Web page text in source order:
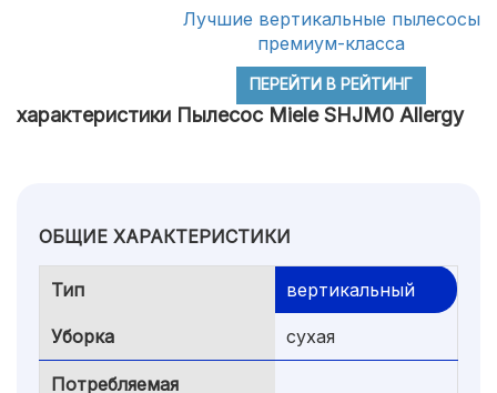
Лучшие вертикальные пылесосы
премиум-класса
ПЕРЕЙТИ В РЕЙТИНГ
характеристики Пылесос Miele SHJM0 Allergy
ОБЩИЕ ХАРАКТЕРИСТИКИ
Тип вертикальный
Уборка сухая
Потребляемая